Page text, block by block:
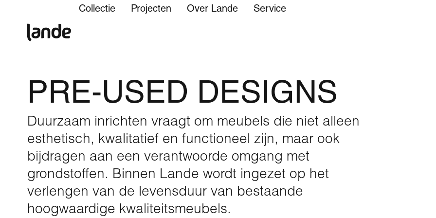
Collectie
Bijzettafels
Banken en fauteuils
Stoelen en barstoelen
Focusplekken
Kasten
Alle producten
Projecten
Hospitality
Social
Maatwerk projectinrichting
Alle projecten
Over Lande
Studio
Materialen
Showroom
Duurzaamheid
Nieuws
Service
Offertes en orders
Pre-used designs en herstofferen
Service
PRE-USED DESIGNS
Duurzaam inrichten vraagt om meubels die niet alleen
esthetisch, kwalitatief en functioneel zijn, maar ook
bijdragen aan een verantwoorde omgang met
grondstoffen. Binnen Lande wordt ingezet op het
verlengen van de levensduur van bestaande
hoogwaardige kwaliteitsmeubels.